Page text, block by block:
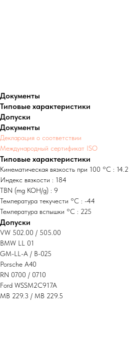
Документы
Типовые характеристики
Допуски
Документы
Декларация о соответствии
Международный сертификат ISO
Типовые характеристики
Кинематическая вязкость при 100 °C : 14.2
Индекс вязкости : 184
TBN (mg KOH/g) : 9
Температура текучести °C : -44
Температура вспышки °C : 225
Допуски
VW 502.00 / 505.00
BMW LL 01
GM-LL-A / B-025
Porsche A40
RN 0700 / 0710
Ford WSSM2C917A
MB 229.3 / MB 229.5